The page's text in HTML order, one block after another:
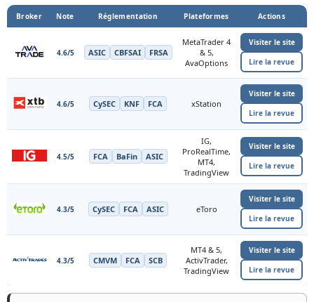
Broker Note Réglementation Plateformes Actions
4.6/5 ASIC CBFSAI FRSA
MetaTrader 4
& 5,
AvaOptions
Visiter le site
Lire la revue
4.6/5 CySEC KNF FCA xStation
Visiter le site
Lire la revue
4.5/5 FCA BaFin ASIC
IG,
ProRealTime,
MT4,
TradingView
Visiter le site
Lire la revue
4.3/5 CySEC FCA ASIC eToro
Visiter le site
Lire la revue
4.3/5 CMVM FCA SCB
MT4 & 5,
ActivTrader,
TradingView
Visiter le site
Lire la revue